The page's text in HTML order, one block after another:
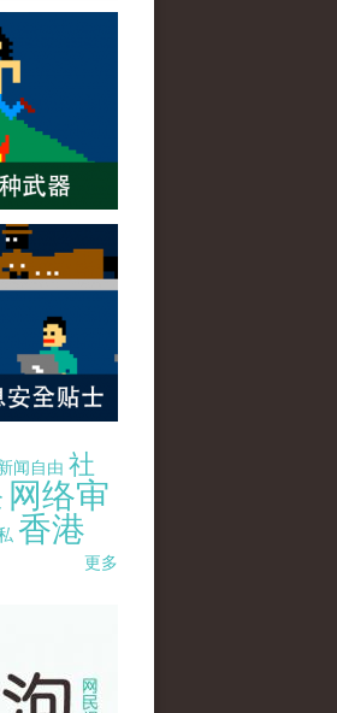
闻自由 社
网络审
香港
更多
site-120814.jpg